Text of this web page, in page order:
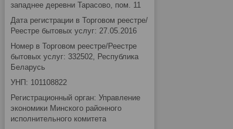
западнее деревни Тарасово, пом. 11
Дата регистрации в Торговом реестре/
Реестре бытовых услуг: 27.05.2016
Номер в Торговом реестре/Реестре
бытовых услуг: 332502, Республика
Беларусь
УНП: 101108822
Регистрационный орган: Управление
экономики Минского районного
исполнительного комитета